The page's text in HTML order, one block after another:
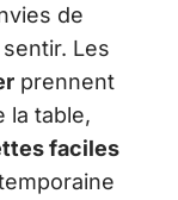
de
Les
prennent
la table,
faciles